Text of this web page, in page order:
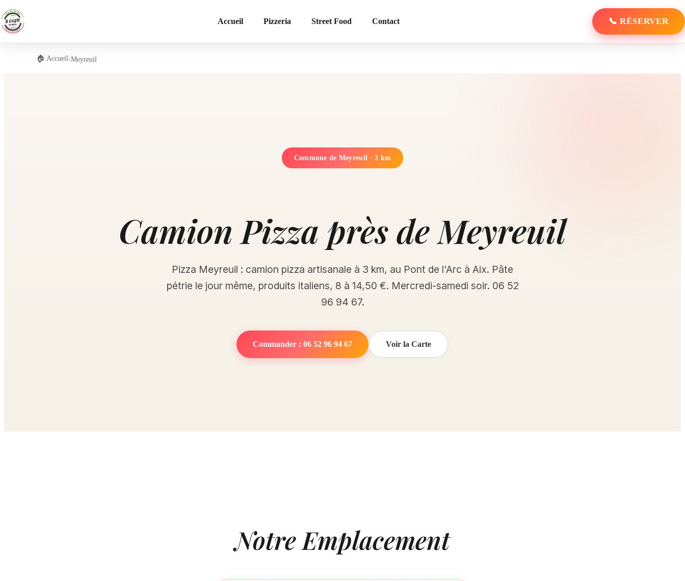
Accueil Pizzeria Street Food Contact 📞 RÉSERVER
🏠 Accueil›Meyreuil
Commune de Meyreuil · 3 km
Camion Pizza près de Meyreuil
Pizza Meyreuil : camion pizza artisanale à 3 km, au Pont de l'Arc à Aix. Pâte
pétrie le jour même, produits italiens, 8 à 14,50 €. Mercredi-samedi soir. 06 52
96 94 67.
Commander : 06 52 96 94 67 Voir la Carte
Notre Emplacement